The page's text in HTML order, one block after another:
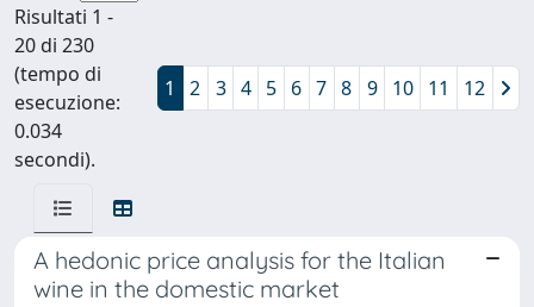
Risultati 1 -
20 di 230
(tempo di
esecuzione:
0.034
secondi).
1 2 3 4 5 6 7 8 9 10 11 12
A hedonic price analysis for the Italian
wine in the domestic market